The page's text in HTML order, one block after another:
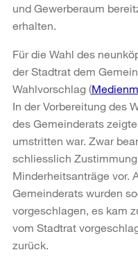
und Gewerberaum
erhalten.
Für die Wahl des
der Stadtrat dem
Wahlvorschlag (
In der Vorbereitung des
des Gemeinderats
umstritten war. Zwar
schliesslich
Minderheitsanträge vor.
Gemeinderats wurden
vorgeschlagen, es kam
vom Stadtrat
zurück.